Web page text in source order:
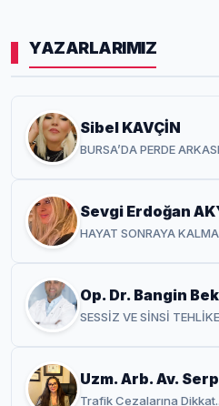
YAZARLARIMIZ
Sibel KAVÇİN
BURSA’DA PERDE
Sevgi Erdoğan
HAYAT SONRAYA
Op. Dr. Bangin
SESSİZ VE SİNSİ
Uzm. Arb. Av.
Trafik Cezalarına